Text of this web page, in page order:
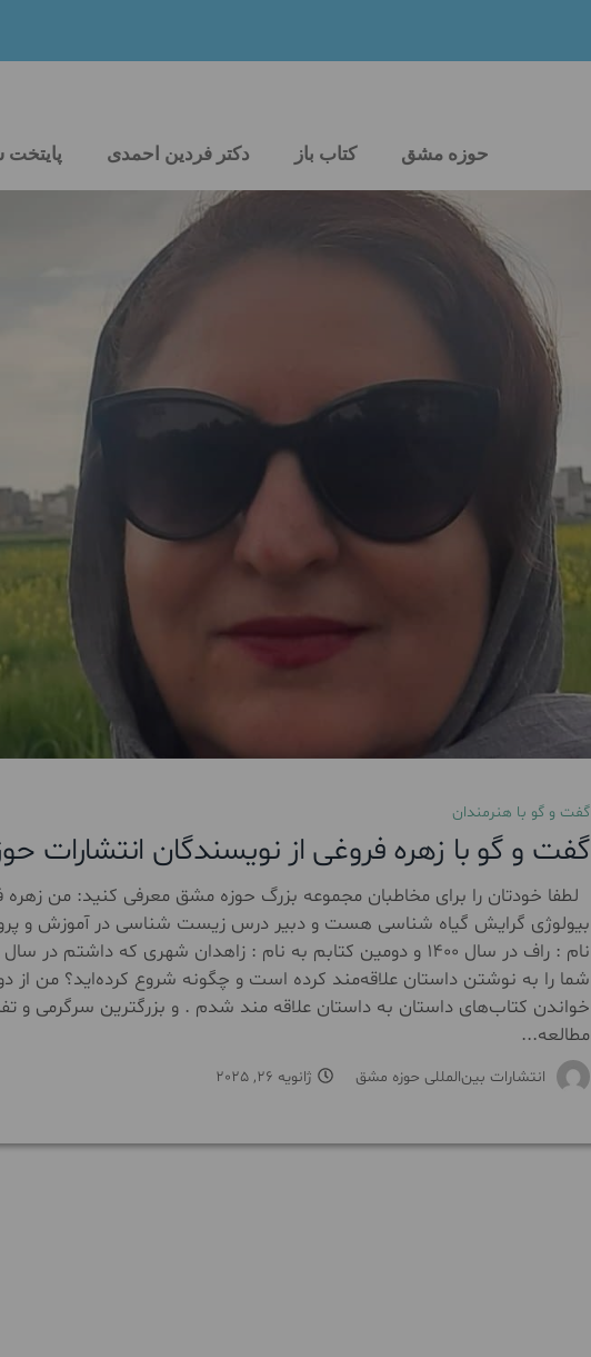
حوزه مشق کتاب باز دکتر فردین احمدی پایتخت
گفت و گو با هنرمندان
گفت و گو با زهره فروغی از نویسندگان انتشارات
لطفا خودتان را برای مخاطبان مجموعه بزرگ حوزه مشق معرفی کنید: من
بیولوژی گرایش گیاه شناسی هست و دبیر درس زیست شناسی در آموزش و
شما را به نوشتن داستان علاقه‌مند کرده است و چگونه شروع کرده‌اید؟ من از
خواندن کتاب‌های داستان به داستان علاقه مند شدم . و بزرگترین سرگرمی
مطالعه...
انتشارات بین‌المللی حوزه مشق ژانویه 26, 2025